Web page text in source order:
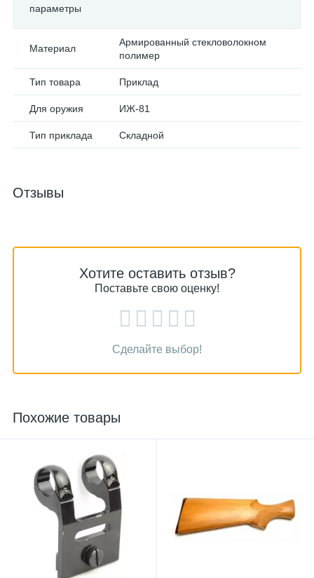
параметры
Материал
Армированный стекловолокном
полимер
Тип товара Приклад
Для оружия ИЖ-81
Тип приклада Складной
Отзывы
Хотите оставить отзыв?
Поставьте свою оценку!
Сделайте выбор!
Похожие товары